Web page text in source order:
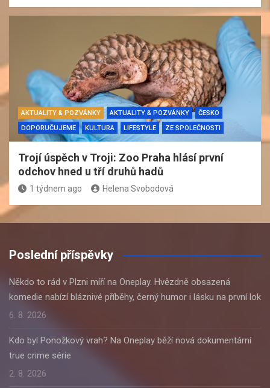
AKTUALITY & POZVÁNKY AKTUALITY & POZVÁNKY
ČESKO
DOPORUČUJEME
KULTURA LIFESTYLE ZE SPOLEČNOSTI
Trojí úspěch v Troji: Zoo Praha hlásí první
odchov hned u tří druhů hadů
1 týdnem ago Helena Svobodová
Poslední příspěvky
Někdo to rád v Plzni míří na Oneplay. Hvězdně obsazená
komedie nabízí bláznivé příběhy, černý humor i lásku na první lok
6. 8. 2026
Kdo byl Ponožkový vrah? Na Oneplay běží nová dokumentární
true crime série
2. 8. 2026